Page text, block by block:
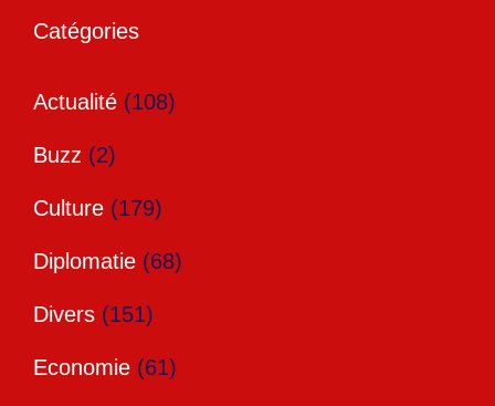
Catégories
Actualité (108)
Buzz (2)
Culture (179)
Diplomatie (68)
Divers (151)
Economie (61)